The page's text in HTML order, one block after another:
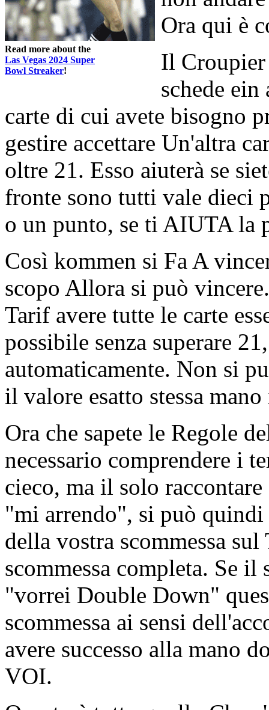
Read more about the
Las Vegas 2024 Super
Bowl Streaker!
Ora qui è
Il Croupier
schede
carte di cui avete bisogno
gestire accettare Un'altra
oltre 21. Esso aiuterà se
fronte sono tutti vale dieci
o un punto, se ti AIUTA la
Così kommen si Fa A
scopo Allora si può
Tarif avere tutte le carte
possibile senza superare
automaticamente. Non si
il valore esatto stessa
Ora che sapete le Regole
necessario comprendere i
cieco, ma il solo
"mi arrendo", si può quindi
della vostra scommessa
scommessa completa. Se
"vorrei Double Down"
scommessa ai sensi
avere successo alla mano
VOI.